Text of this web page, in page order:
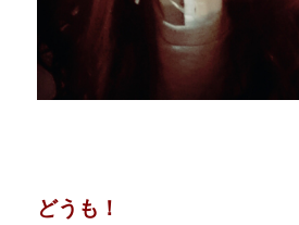
どうも！